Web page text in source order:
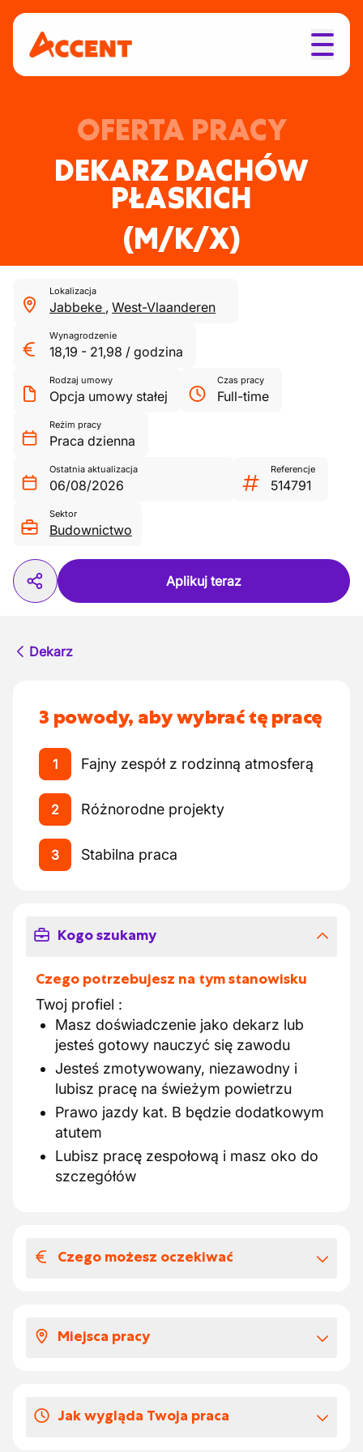
OFERTA PRACY
DEKARZ DACHÓW
PŁASKICH
(M/K/X)
Lokalizacja
Jabbeke , West-Vlaanderen
Wynagrodzenie
18,19 - 21,98 / godzina
Rodzaj umowy
Opcja umowy stałej
Czas pracy
Full-time
Reżim pracy
Praca dzienna
Ostatnia aktualizacja
06/08/2026
Referencje
514791
Sektor
Budownictwo
Aplikuj teraz
Dekarz
3 powody, aby wybrać tę pracę
1 Fajny zespół z rodzinną atmosferą
2 Różnorodne projekty
3 Stabilna praca
Kogo szukamy
Czego potrzebujesz na tym stanowisku
Twoj profiel :
Masz doświadczenie jako dekarz lub
jesteś gotowy nauczyć się zawodu
Jesteś zmotywowany, niezawodny i
lubisz pracę na świeżym powietrzu
Prawo jazdy kat. B będzie dodatkowym
atutem
Lubisz pracę zespołową i masz oko do
szczegółów
Czego możesz oczekiwać
Dla dekarza oferujemy stabilna prace z
doświadczeniem€ 18,590 en € 22,374
Miejsca pracy
Jak wygląda Twoja praca